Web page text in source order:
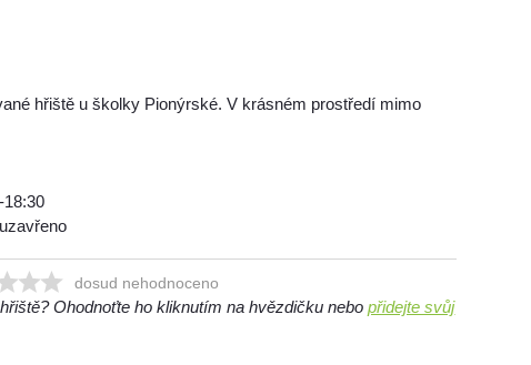
hřiště u školky Pionýrské. V krásném prostředí mimo
18:30
dosud nehodnoceno
Ohodnoťte ho kliknutím na hvězdičku nebopřidejte svůj